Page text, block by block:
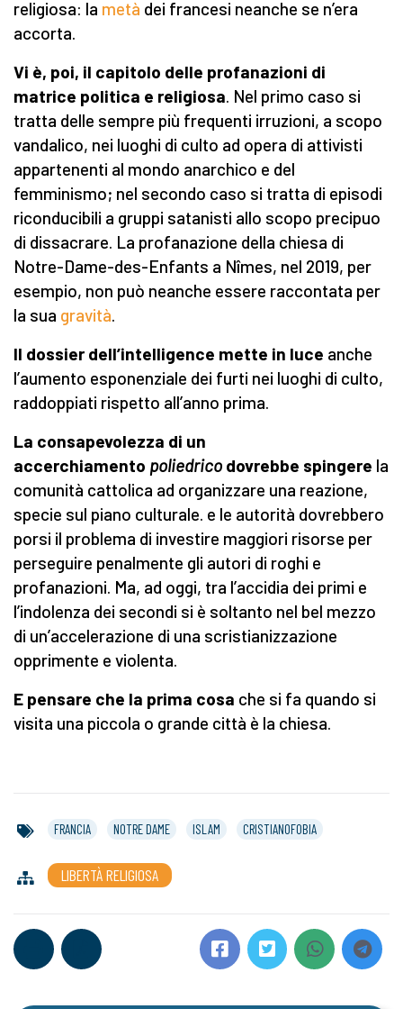
religiosa: la metà dei francesi neanche se n’era
accorta.
Vi è, poi, il capitolo delle profanazioni di
matrice politica e religiosa. Nel primo caso si
tratta delle sempre più frequenti irruzioni, a scopo
vandalico, nei luoghi di culto ad opera di attivisti
appartenenti al mondo anarchico e del
femminismo; nel secondo caso si tratta di episodi
riconducibili a gruppi satanisti allo scopo precipuo
di dissacrare. La profanazione della chiesa di
Notre-Dame-des-Enfants a Nîmes, nel 2019, per
esempio, non può neanche essere raccontata per
la sua gravità.
Il dossier dell’intelligence mette in luce anche
l’aumento esponenziale dei furti nei luoghi di culto,
raddoppiati rispetto all’anno prima.
La consapevolezza di un
accerchiamento poliedrico dovrebbe spingere la
comunità cattolica ad organizzare una reazione,
specie sul piano culturale. e le autorità dovrebbero
porsi il problema di investire maggiori risorse per
perseguire penalmente gli autori di roghi e
profanazioni. Ma, ad oggi, tra l’accidia dei primi e
l’indolenza dei secondi si è soltanto nel bel mezzo
di un’accelerazione di una scristianizzazione
opprimente e violenta.
E pensare che la prima cosa che si fa quando si
visita una piccola o grande città è la chiesa.
FRANCIA NOTRE DAME ISLAM CRISTIANOFOBIA
LIBERTÀ RELIGIOSA